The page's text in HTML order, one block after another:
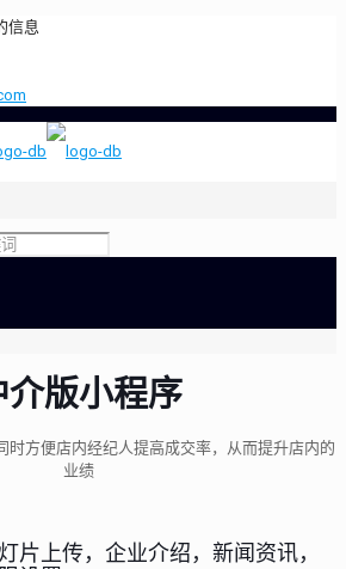
信息
介版小程序
时方便店内经纪人提高成交率，从而提升店内的
业绩
片上传，企业介绍，新闻资讯，